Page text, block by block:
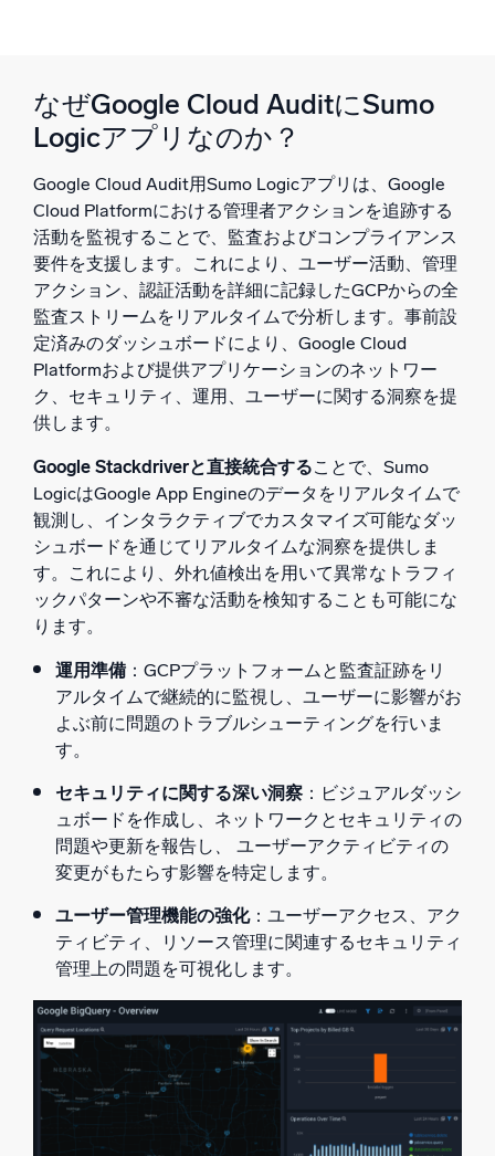
なぜGoogle Cloud AuditにSumo
Logicアプリなのか？
Google Cloud Audit用Sumo Logicアプリは、Google
Cloud Platformにおける管理者アクションを追跡する
活動を監視することで、監査およびコンプライアンス
要件を支援します。これにより、ユーザー活動、管理
アクション、認証活動を詳細に記録したGCPからの全
監査ストリームをリアルタイムで分析します。事前設
定済みのダッシュボードにより、Google Cloud
Platformおよび提供アプリケーションのネットワー
ク、セキュリティ、運用、ユーザーに関する洞察を提
供します。
Google Stackdriverと直接統合することで、Sumo
LogicはGoogle App Engineのデータをリアルタイムで
観測し、インタラクティブでカスタマイズ可能なダッ
シュボードを通じてリアルタイムな洞察を提供しま
す。これにより、外れ値検出を用いて異常なトラフィ
ックパターンや不審な活動を検知することも可能にな
ります。
運用準備 ：GCPプラットフォームと監査証跡をリ
アルタイムで継続的に監視し、ユーザーに影響がお
よぶ前に問題のトラブルシューティングを行いま
す。
セキュリティに関する深い洞察 ：ビジュアルダッシ
ュボードを作成し、ネットワークとセキュリティの
問題や更新を報告し 、
ユーザーアクティビティの
変更がもたらす影響を特定します。
ユーザー管理機能の強化：ユーザーアクセス、アク
ティビティ、リソース管理に関連するセキュリティ
管理上の問題を可視化します。